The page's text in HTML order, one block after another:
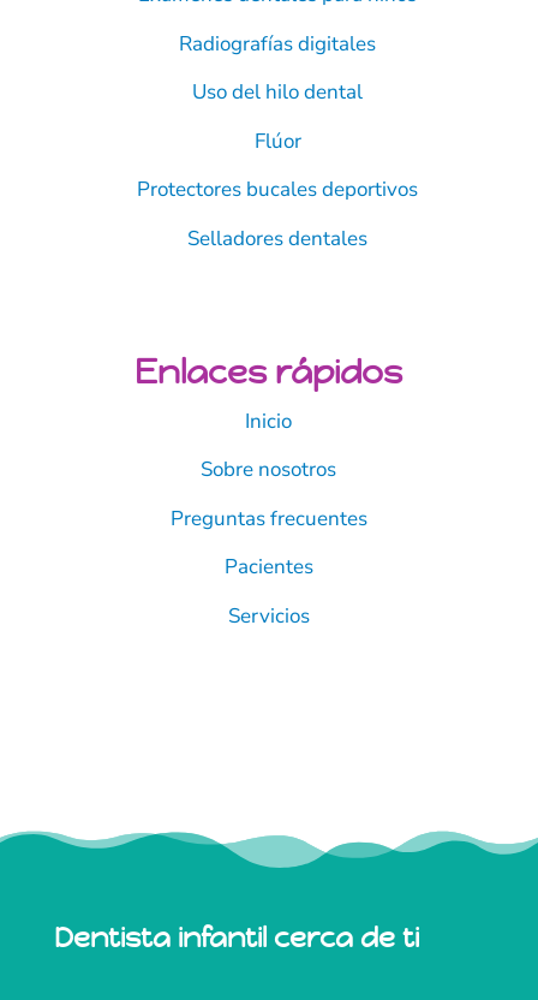
Radiografías digitales
Uso del hilo dental
Flúor
Protectores bucales deportivos
Selladores dentales
Enlaces rápidos
Inicio
Sobre nosotros
Preguntas frecuentes
Pacientes
Servicios
Dentista infantil cerca de ti